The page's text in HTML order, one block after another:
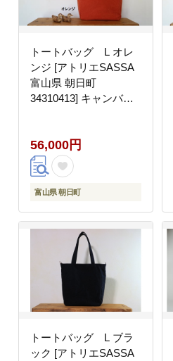
トートバッグ L オレ
ンジ [アトリエSASSA
富山県 朝日町
34310413] キャンバス
稽古バッグ
56,000円
富山県 朝日町
トートバッグ L ブラ
ック [アトリエSASSA